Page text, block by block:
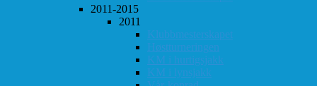
2011-2015
2011
Klubbmesterskapet
Høstturneringen
KM i hurtigsjakk
KM i lynsjakk